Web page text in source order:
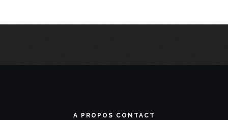
A PROPOS CONTACT